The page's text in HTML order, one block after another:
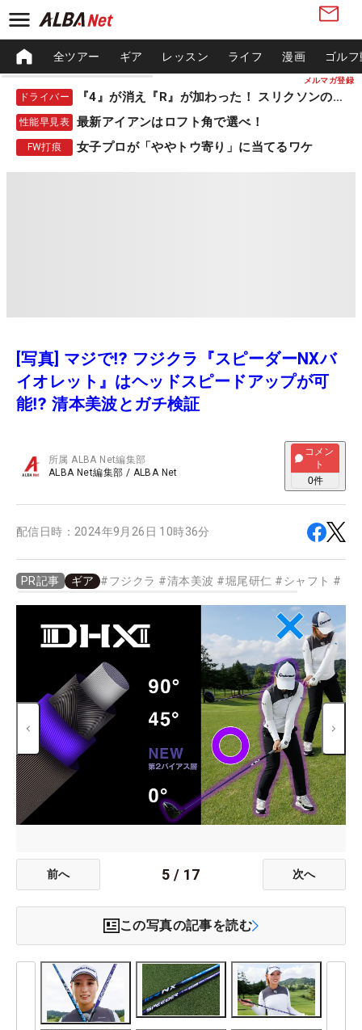
メルマガ登録
全ツアー ギア レッスン ライフ 漫画 ゴル
ドライバー 『4』が消え『R』が加わった！ スリクソンの新作
性能早見表 最新アイアンはロフト角で選べ！
FW打痕 女子プロが「ややトウ寄り」に当てるワケ
[写真] マジで⁉️ フジクラ『スピーダーNXバ
イオレット』はヘッドスピードアップが可
能⁉️ 清本美波とガチ検証
所属ALBA Net編集部
ALBA Net編集部 / ALBA Net
コメン
ト
0件
配信日時： 2024年9月26日 10時36分
PR記事 ギア #フジクラ #清本美波 #堀尾研仁 # シャフト #
前へ 5 / 17 次へ
この写真の記事を読む